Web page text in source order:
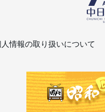
人情報の取り扱いについて